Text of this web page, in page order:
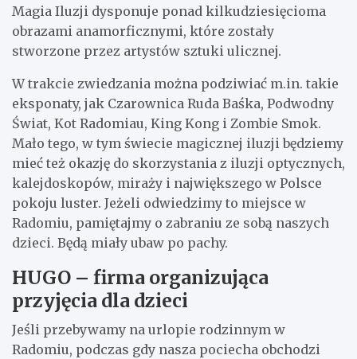
Magia Iluzji dysponuje ponad kilkudziesięcioma
obrazami anamorficznymi, które zostały
stworzone przez artystów sztuki ulicznej.
W trakcie zwiedzania można podziwiać m.in. takie
eksponaty, jak Czarownica Ruda Baśka, Podwodny
Świat, Kot Radomiau, King Kong i Zombie Smok.
Mało tego, w tym świecie magicznej iluzji będziemy
mieć też okazję do skorzystania z iluzji optycznych,
kalejdoskopów, miraży i największego w Polsce
pokoju luster. Jeżeli odwiedzimy to miejsce w
Radomiu, pamiętajmy o zabraniu ze sobą naszych
dzieci. Będą miały ubaw po pachy.
HUGO – firma organizująca
przyjęcia dla dzieci
Jeśli przebywamy na urlopie rodzinnym w
Radomiu, podczas gdy nasza pociecha obchodzi